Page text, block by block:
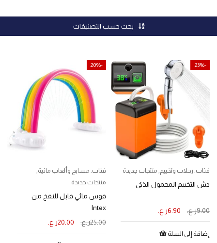
بحث حسب التصنيفات
-23%
فئات: رحلات وتخييم, منتجات جديدة
دش التخييم المحمول الذكي
9.00ر.ع. 6.90ر.ع.
إضافة إلى السلة
-20%
فئات: مسابح وألعاب مائية,
منتجات جديدة
قوس مائي قابل للنفخ من
Intex
25.00ر.ع. 20.00ر.ع.